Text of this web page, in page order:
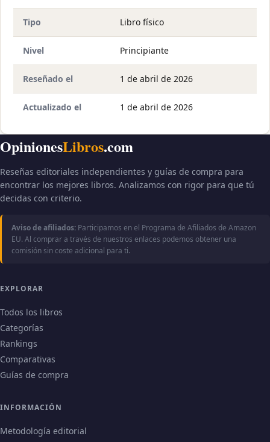
Tipo Libro físico
Nivel Principiante
Reseñado el 1 de abril de 2026
Actualizado el 1 de abril de 2026
OpinionesLibros.com
Reseñas editoriales independientes y guías de compra para
encontrar los mejores libros. Analizamos con rigor para que tú
decidas con criterio.
Aviso de afiliados: Participamos en el Programa de Afiliados de Amazon
EU. Al comprar a través de nuestros enlaces podemos obtener una
comisión sin coste adicional para ti.
EXPLORAR
Todos los libros
Categorías
Rankings
Comparativas
Guías de compra
INFORMACIÓN
Metodología editorial